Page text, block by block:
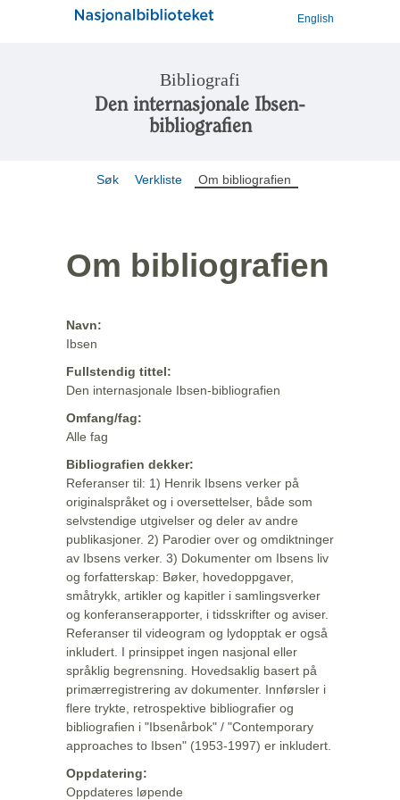
English
Bibliografi
Den internasjonale Ibsen-
bibliografien
Søk Verkliste Om bibliografien
Om bibliografien
Navn:
Ibsen
Fullstendig tittel:
Den internasjonale Ibsen-bibliografien
Omfang/fag:
Alle fag
Bibliografien dekker:
Referanser til: 1) Henrik Ibsens verker på
originalspråket og i oversettelser, både som
selvstendige utgivelser og deler av andre
publikasjoner. 2) Parodier over og omdiktninger
av Ibsens verker. 3) Dokumenter om Ibsens liv
og forfatterskap: Bøker, hovedoppgaver,
småtrykk, artikler og kapitler i samlingsverker
og konferanserapporter, i tidsskrifter og aviser.
Referanser til videogram og lydopptak er også
inkludert. I prinsippet ingen nasjonal eller
språklig begrensning. Hovedsaklig basert på
primærregistrering av dokumenter. Innførsler i
flere trykte, retrospektive bibliografier og
bibliografien i "Ibsenårbok" / "Contemporary
approaches to Ibsen" (1953-1997) er inkludert.
Oppdatering:
Oppdateres løpende